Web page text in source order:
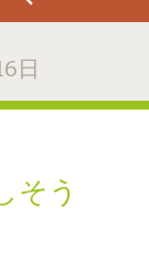
日
そう